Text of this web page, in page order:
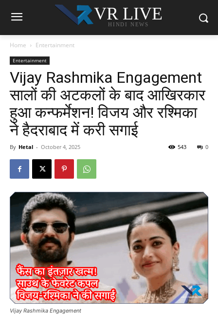
VR LIVE
HINDI NEWS
Home Entertainment
Entertainment
Vijay Rashmika Engagement
सालों की अटकलों के बाद आखिरकार
हुआ कन्फर्मेशन! विजय और रश्मिका
ने हैदराबाद में करी सगाई
By Hetal - October 4, 2025 0
543
Vijay Rashmika Engagement